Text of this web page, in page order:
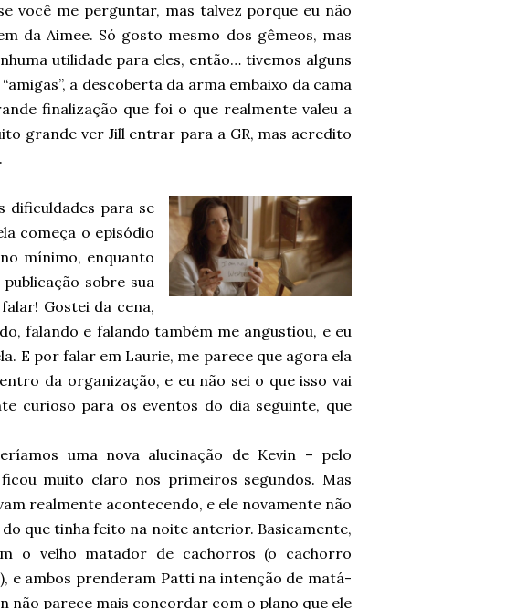
você me perguntar, mas talvez porque eu não
da Aimee. Só gosto mesmo dos gêmeos, mas
utilidade para eles, então… tivemos alguns
a descoberta da arma embaixo da cama
finalização que foi o que realmente valeu a
grande ver Jill entrar para a GR, mas acredito
dificuldades para se
começa o episódio
mínimo, enquanto
sobre sua
Gostei da cena,
falando e falando também me angustiou, e eu
E por falar em Laurie, me parece que agora ela
da organização, e eu não sei o que isso vai
curioso para os eventos do dia seguinte, que
uma nova alucinação de Kevin – pelo
muito claro nos primeiros segundos. Mas
realmente acontecendo, e ele novamente não
do que tinha feito na noite anterior. Basicamente,
o velho matador de cachorros (o cachorro
e ambos prenderam Patti na intenção de matá-
não parece mais concordar com o plano que ele